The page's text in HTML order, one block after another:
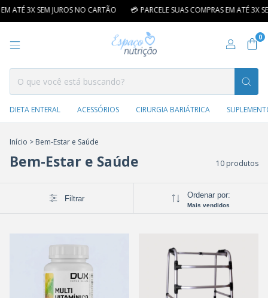
ATÉ 3X SEM JUROS NO CARTÃO 💳 PARCELE SUAS COMPRAS EM ATÉ 3X
0
DIETA ENTERAL ACESSÓRIOS CIRURGIA BARIÁTRICA
Início > Bem-Estar e Saúde
Bem-Estar e Saúde 10 produtos
Filtrar Ordenar por:
Mais vendidos